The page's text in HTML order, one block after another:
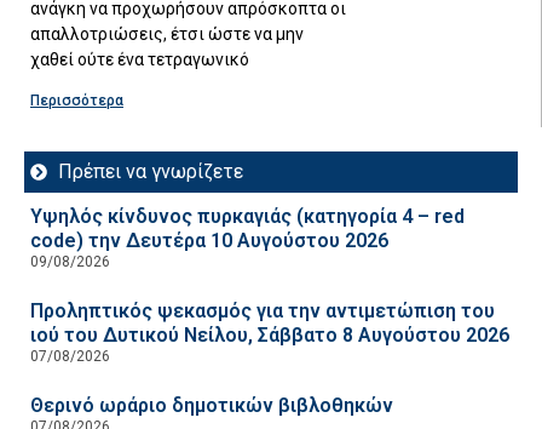
ανάγκη να προχωρήσουν απρόσκοπτα οι
απαλλοτριώσεις, έτσι ώστε να μην
χαθεί ούτε ένα τετραγωνικό
Περισσότερα
Πρέπει να γνωρίζετε
Υψηλός κίνδυνος πυρκαγιάς (κατηγορία 4 – red
code) την Δευτέρα 10 Αυγούστου 2026
09/08/2026
Προληπτικός ψεκασμός για την αντιμετώπιση του
ιού του Δυτικού Νείλου, Σάββατο 8 Αυγούστου 2026
07/08/2026
Θερινό ωράριο δημοτικών βιβλοθηκών